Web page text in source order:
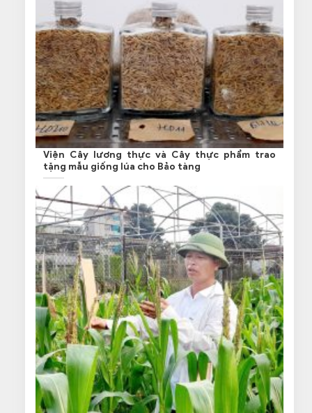
Viện Cây lương thực và Cây thực phẩm trao
tặng mẫu giống lúa cho Bảo tàng